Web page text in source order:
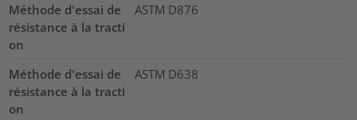
Méthode d'essai de
résistance à la tracti
on
ASTM D876
Méthode d'essai de
résistance à la tracti
on
ASTM D638